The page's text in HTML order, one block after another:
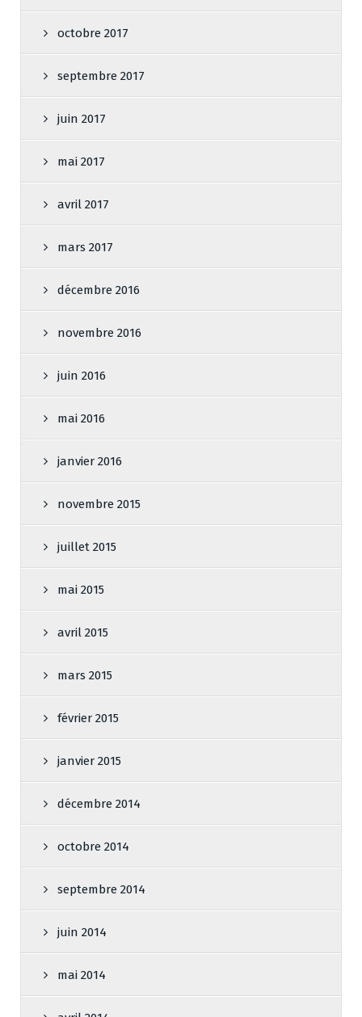
octobre 2017
septembre 2017
juin 2017
mai 2017
avril 2017
mars 2017
décembre 2016
novembre 2016
juin 2016
mai 2016
janvier 2016
novembre 2015
juillet 2015
mai 2015
avril 2015
mars 2015
février 2015
janvier 2015
décembre 2014
octobre 2014
septembre 2014
juin 2014
mai 2014